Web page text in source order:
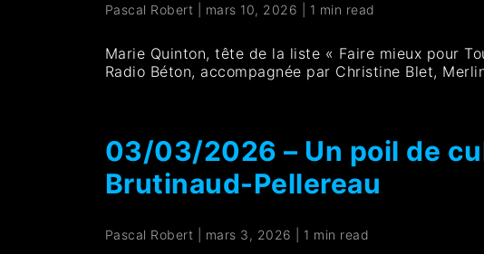
Pascal Robert mars 10, 2026 1 min read
Marie Quinton, tête de la liste « Faire mieux pour
Radio Béton, accompagnée par Christine Blet,
03/03/2026 – Un poil de
Brutinaud-Pellereau
Pascal Robert mars 3, 2026 1 min read